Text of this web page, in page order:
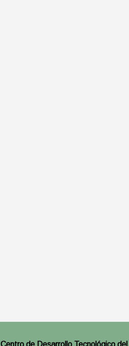
Centro de Desarrollo Tecnológico